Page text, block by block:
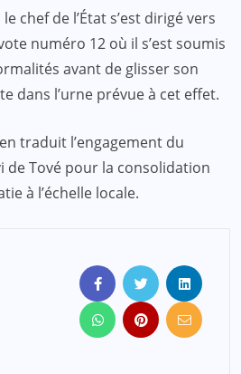
chef de l’État s’est dirigé vers
numéro 12 où il s’est soumis
avant de glisser son
dans l’urne prévue à cet effet.
traduit l’engagement du
de Tové pour la consolidation
à l’échelle locale.